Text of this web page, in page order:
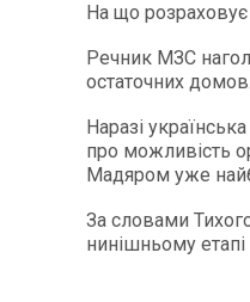
На що розраховує
Речник МЗС
остаточних
Наразі
про можливість
Мадяром уже
За словами
нинішньому